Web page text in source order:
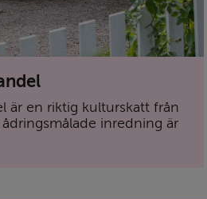
är en riktig kulturskatt från
inredning är